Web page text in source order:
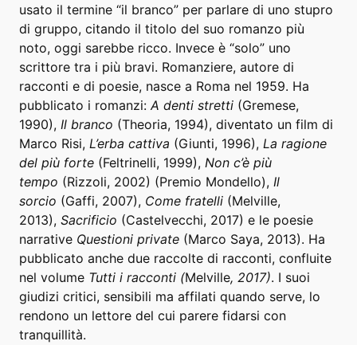
usato il termine “il branco” per parlare di uno stupro
di gruppo, citando il titolo del suo romanzo più
noto, oggi sarebbe ricco. Invece è “solo” uno
scrittore tra i più bravi. Romanziere, autore di
racconti e di poesie, nasce a Roma nel 1959. Ha
pubblicato i romanzi:A denti stretti (Gremese,
1990), Il branco (Theoria, 1994), diventato un film di
Marco Risi, L’erba cattiva (Giunti, 1996), La ragione
del più forte (Feltrinelli, 1999), Non c’è più
tempo (Rizzoli, 2002) (Premio Mondello), Il
sorcio (Gaffi, 2007), Come fratelli (Melville,
2013), Sacrificio (Castelvecchi, 2017) e le poesie
narrative Questioni private (Marco Saya, 2013). Ha
pubblicato anche due raccolte di racconti, confluite
nel volume Tutti i racconti (Melville, 2017). I suoi
giudizi critici, sensibili ma affilati quando serve, lo
rendono un lettore del cui parere fidarsi con
tranquillità.